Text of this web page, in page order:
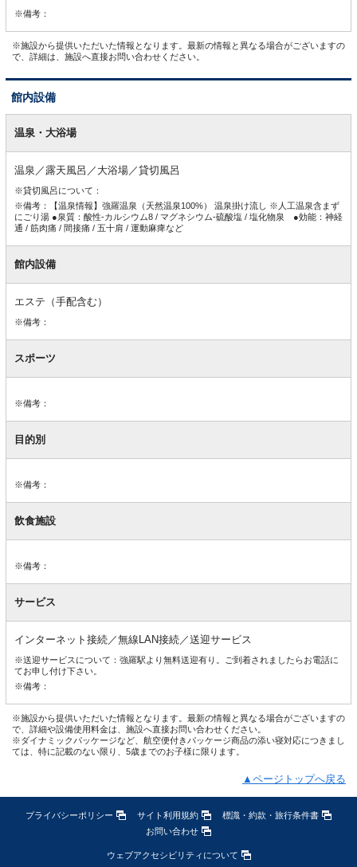
※備考：
※施設から提供いただいた情報となります。最新の情報と異なる場合がございますの
で、詳細は、施設へ直接お問い合わせください。
館内設備
内温泉・大浴場
温泉／露天風呂／大浴場／貸切風呂
※貸切風呂について：
※備考：【温泉情報】強羅温泉（天然温泉100%） 温泉掛け流し ※人工温泉含まず
にごり湯 ●泉質：酸性-カルシウム8 / マグネシウム-硫酸塩 / 塩化物泉 ●効能：神経
通 / 筋肉痛 / 間接痛 / 五十肩 / 運動麻痺など
館内設備
エステ（手配含む）
※備考：
スポーツ
※備考：
目的別
※備考：
飲食施設
※備考：
サービス
インターネット接続／無線LAN接続／送迎サービス
※送迎サービスについて：強羅駅より無料送迎有り。ご到着されましたらお電話に
てお申し付け下さい。
※備考：
※施設から提供いただいた情報となります。最新の情報と異なる場合がございますの
で、詳細や設備使用料金は、施設へ直接お問い合わせください。
※ダイナミックパッケージなど、航空便付きパッケージ商品の添い寝対応につきまし
ては、特に記載のない限り、5歳までのお子様に限ります。
▲ページトップへ戻る
プライバシーポリシー サイト利用規約
標識・約款・旅行条件書
お問い合わせ
ウェブアクセシビリティについて